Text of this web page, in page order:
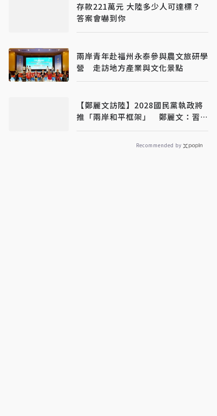
存款221萬元 大陸多少人可達標？
答案會嚇到你
兩岸青年赴福州永泰參與農文旅研學
營 走訪地方產業與文化景點
【鄭麗文訪陸】2028國民黨執政將
推「兩岸和平框架」 鄭麗文：習近
平願積極配合
Recommended by